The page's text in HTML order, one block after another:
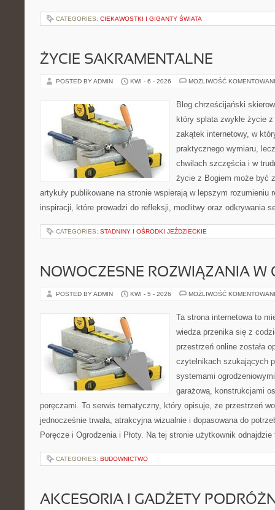
CATEGORIES: CIEKAWOSTKI I GIGANTY ŚWIATA
ŻYCIE SAKRAMENTALNE
POSTED BY ADMIN KWI - 6 - 2026 MOŻLIWOŚĆ
Blog chrześcijański
który splata zwykłe życie
zakątek internetowy, w
praktycznego wymiaru,
chwilach szczęścia i w
życie z Bogiem może być
artykuły publikowane na stronie wspierają w lepszym rozumieniu
inspiracji, które prowadzi do refleksji, modlitwy oraz odkrywania
CATEGORIES: STADNINY I OŚRODKI JEŹDZIECKIE
NOWOCZESNE ROZWIĄZANIA W
POSTED BY ADMIN KWI - 5 - 2026 MOŻLIWOŚĆ
Ta strona internetowa to
wiedza przenika się z
przestrzeń online została
czytelnikach szukających
systemami
garażową, konstrukcjami
poręczami. To serwis tematyczny, który opisuje, że przestrzeń
jednocześnie trwała, atrakcyjna wizualnie i dopasowana do
Poręcze i Ogrodzenia i Płoty. Na tej stronie użytkownik
CATEGORIES: BUDOWNICTWO
AKCESORIA I GADŻETY